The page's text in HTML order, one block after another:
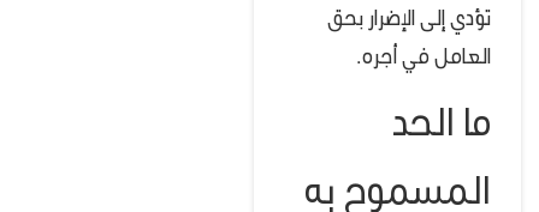
تؤدي إلى الإضرار بحق
العامل في أجره.
ما الحد
المسموح به